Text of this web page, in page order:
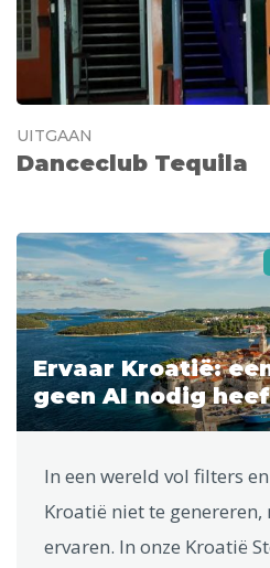
UITGAAN
Danceclub Tequila
Ervaar Kroatië:
geen AI nodig
In een wereld vol filters
Kroatië niet te
ervaren. In onze Kroatië